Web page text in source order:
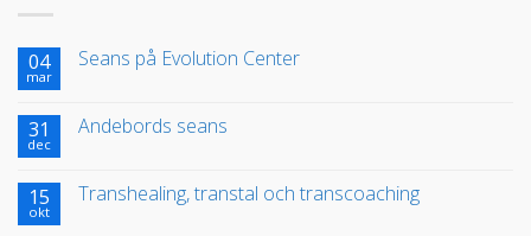
04
mar
Seans på Evolution Center
31
dec
Andebords seans
15
okt
Transhealing, transtal och transcoaching